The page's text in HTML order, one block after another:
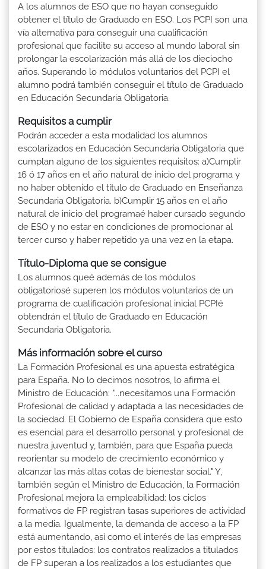
A los alumnos de ESO que no hayan conseguido
obtener el título de Graduado en ESO. Los PCPI son una
vía alternativa para conseguir una cualificación
profesional que facilite su acceso al mundo laboral sin
prolongar la escolarización más allá de los dieciocho
años. Superando lo módulos voluntarios del PCPI el
alumno podrá también conseguir el título de Graduado
en Educación Secundaria Obligatoria.
Requisitos a cumplir
Podrán acceder a esta modalidad los alumnos
escolarizados en Educación Secundaria Obligatoria que
cumplan alguno de los siguientes requisitos: a)Cumplir
16 ó 17 años en el año natural de inicio del programa y
no haber obtenido el título de Graduado en Enseñanza
Secundaria Obligatoria. b)Cumplir 15 años en el año
natural de inicio del programaé haber cursado segundo
de ESO y no estar en condiciones de promocionar al
tercer curso y haber repetido ya una vez en la etapa.
Título-Diploma que se consigue
Los alumnos queé además de los módulos
obligatoriosé superen los módulos voluntarios de un
programa de cualificación profesional inicial PCPIé
obtendrán el título de Graduado en Educación
Secundaria Obligatoria.
Más información sobre el curso
La Formación Profesional es una apuesta estratégica
para España. No lo decimos nosotros, lo afirma el
Ministro de Educación: "...necesitamos una Formación
Profesional de calidad y adaptada a las necesidades de
la sociedad. El Gobierno de España considera que esto
es esencial para el desarrollo personal y profesional de
nuestra juventud y, también, para que España pueda
reorientar su modelo de crecimiento económico y
alcanzar las más altas cotas de bienestar social." Y,
también según el Ministro de Educación, la Formación
Profesional mejora la empleabilidad: los ciclos
formativos de FP registran tasas superiores de actividad
a la media. Igualmente, la demanda de acceso a la FP
está aumentando, así como el interés de las empresas
por estos titulados: los contratos realizados a titulados
de FP superan a los realizados a los estudiantes que